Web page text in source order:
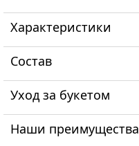
Характеристики
Состав
Уход за букетом
Наши преимущества